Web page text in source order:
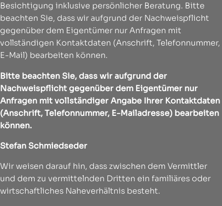
Besichtigung inklusive persönlicher Beratung. Bitte
beachten Sie, dass wir aufgrund der Nachweispflicht
gegenüber dem Eigentümer nur Anfragen mit
vollständigen Kontaktdaten (Anschrift, Telefonnummer,
E-Mail) bearbeiten können.
Bitte beachten Sie, dass wir aufgrund der
Nachweispflicht gegenüber dem Eigentümer nur
Anfragen mit vollständiger Angabe Ihrer Kontaktdaten
(Anschrift, Telefonnummer, E-Mailadresse) bearbeiten
können.
Stefan Schmiedseder
Wir weisen darauf hin, dass zwischen dem Vermittler
und dem zu vermittelnden Dritten ein familiäres oder
wirtschaftliches Naheverhältnis besteht.